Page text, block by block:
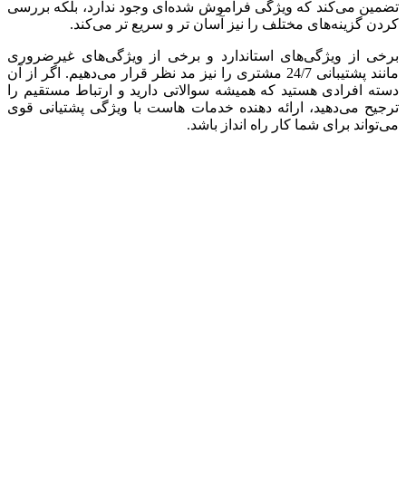
تضمین می‌کند که ویژگی فراموش شده‌ای وجود ندارد، بلکه بررسی
کردن گزینه‌های مختلف را نیز آسان تر و سریع تر می‌کند.
برخی از ویژگی‌های استاندارد و برخی از ویژگی‌های غیرضروری
مانند پشتیبانی 24/7 مشتری را نیز مد نظر قرار می‌دهیم. اگر از آن
دسته افرادی هستید که همیشه سوالاتی دارید و ارتباط مستقیم را
ترجیح می‌دهید، ارائه دهنده خدمات هاست با ویژگی پشتیانی قوی
می‌تواند برای شما کار راه انداز باشد.